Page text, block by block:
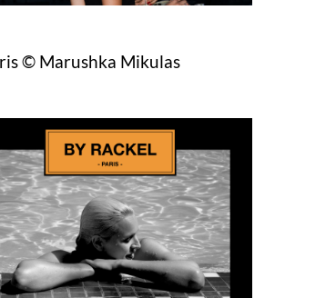
© Marushka Mikulas